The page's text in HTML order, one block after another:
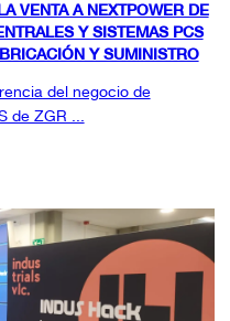
VENTA A NEXTPOWER DE
Y SISTEMAS PCS
Y SUMINISTRO
del negocio de
de ZGR ...